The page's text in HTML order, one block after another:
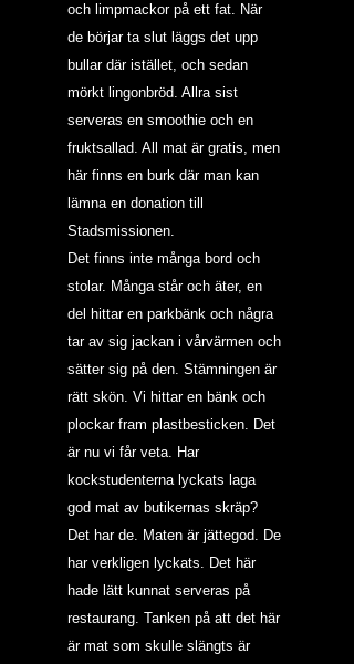
och limpmackor på ett fat. När
de börjar ta slut läggs det upp
bullar där istället, och sedan
mörkt lingonbröd. Allra sist
serveras en smoothie och en
fruktsallad. All mat är gratis, men
här finns en burk där man kan
lämna en donation till
Stadsmissionen.
Det finns inte många bord och
stolar. Många står och äter, en
del hittar en parkbänk och några
tar av sig jackan i vårvärmen och
sätter sig på den. Stämningen är
rätt skön. Vi hittar en bänk och
plockar fram plastbesticken. Det
är nu vi får veta. Har
kockstudenterna lyckats laga
god mat av butikernas skräp?
Det har de. Maten är jättegod. De
har verkligen lyckats. Det här
hade lätt kunnat serveras på
restaurang. Tanken på att det här
är mat som skulle slängts är